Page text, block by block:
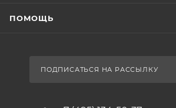
ПОМОЩЬ
ПОДПИСАТЬСЯ НА РАССЫЛКУ